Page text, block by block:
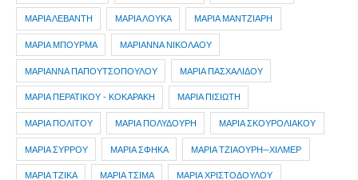
ΜΑΡΙΑ ΛΕΒΑΝΤΗ ΜΑΡΙΑ ΛΟΥΚΑ ΜΑΡΙΑ ΜΑΝΤΖΙΑΡΗ
ΜΑΡΙΑ ΜΠΟΥΡΜΑ ΜΑΡΙΑΝΝΑ ΝΙΚΟΛΑΟΥ
ΜΑΡΙΑΝΝΑ ΠΑΠΟΥΤΣΟΠΟΥΛΟΥ ΜΑΡΙΑ ΠΑΣΧΑΛΙΔΟΥ
ΜΑΡΙΑ ΠΕΡΑΤΙΚΟΥ - ΚΟΚΑΡΑΚΗ ΜΑΡΙΑ ΠΙΣΙΩΤΗ
ΜΑΡΙΑ ΠΟΛΙΤΟΥ ΜΑΡΙΑ ΠΟΛΥΔΟΥΡΗ ΜΑΡΙΑ ΣΚΟΥΡΟΛΙΑΚΟΥ
ΜΑΡΙΑ ΣΥΡΡΟΥ ΜΑΡΙΑ ΣΦΗΚΑ ΜΑΡΙΑ ΤΖΙΑΟΥΡΗ─ΧΙΛΜΕΡ
ΜΑΡΙΑ ΤΖΙΚΑ ΜΑΡΙΑ ΤΣΙΜΑ ΜΑΡΙΑ ΧΡΙΣΤΟΔΟΥΛΟΥ